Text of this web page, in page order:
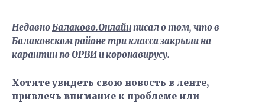
Недавно Балаково.Онлайнписал о том, что в
Балаковском районе три класса закрыли на
карантин по ОРВИ и коронавирусу.
Хотите увидеть свою новость в ленте,
привлечь внимание к проблеме или